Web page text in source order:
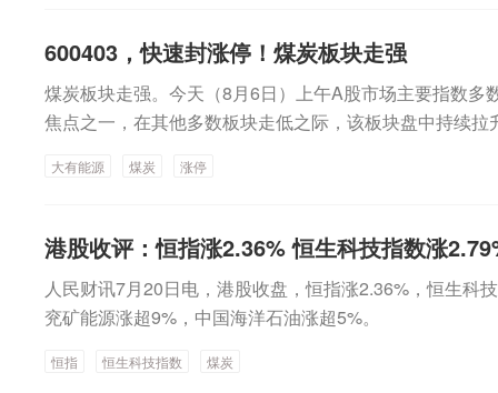
点，涨幅0.57%。深证成指跌0.24%，创业板指跌0.55%
第三个交易日上涨。成交额方面，沪深北三市合计成交
有所减少。全天有21只股票成交额超过100亿元，其中中
新、新易盛4只股票成交额超过200亿元。煤炭、石油石
意的是，资源属性比较明显的煤炭、石油石化板块午后
票午后亦均扩大涨幅。消息面上，国内焦炭期货主力合
涨。石油石化板块午后亦扩大涨幅，中曼石油、广汇能源
中国石化等股票午后涨幅进一步扩大。此外，建筑材料
纺织服饰、有色金属等行业表现亦较好。传媒板块领跌
600403，快速封涨停！煤炭板块走强
煤炭板块走强。今天（8月6日）上午A股市场主要指数多
焦点之一，在其他多数板块走低之际，该板块盘中持续拉
截至上午收盘，上证指数涨0.01%，深证成指跌0.52%，
跌，板块盘中跌幅超过2%，长缆科技、长城电工、汉缆
媒、汽车、环保、美容护理、钢铁、非银金融等板块盘中
拉升，涨幅一度逼近3%。昊华能源盘初涨停，大有能源
直线拉升并快速封涨停，淮北矿业、兖矿能源、平煤股份
股票涨幅居前。建筑材料、通信、电子、石油石化等板
大有能源 煤炭 涨停
港股收评：恒指涨2.36% 恒生科技指数涨
人民财讯7月20日电，港股收盘，恒指涨2.36%，恒生科
兖矿能源涨超9%，中国海洋石油涨超5%。
恒指 恒生科技指数 煤炭